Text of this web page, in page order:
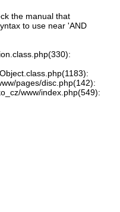
the manual that
to use near 'AND
pages/disc.php(142):
www/index.php(549):